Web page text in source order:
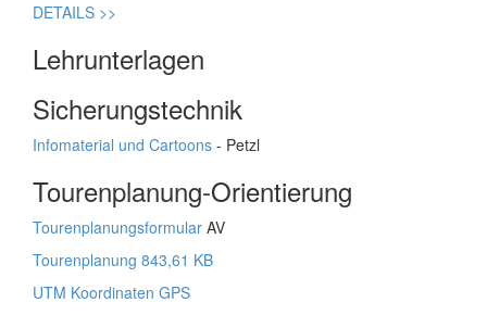
DETAILS >>
Lehrunterlagen
Sicherungstechnik
Infomaterial und Cartoons - Petzl
Tourenplanung-Orientierung
Tourenplanungsformular AV
Tourenplanung 843,61 KB
UTM Koordinaten GPS